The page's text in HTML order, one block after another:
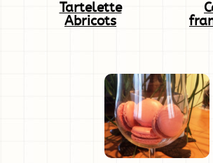
Tartelette
Abricots